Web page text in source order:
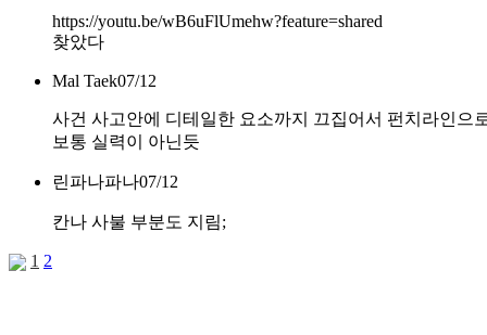
https://youtu.be/wB6uFlUmehw?feature=shared
찾았다
Mal Taek07/12
사건 사고안에 디테일한 요소까지 끄집어서 펀치라인으
보통 실력이 아닌듯
린파나파나07/12
칸나 사불 부분도 지림;
1 2